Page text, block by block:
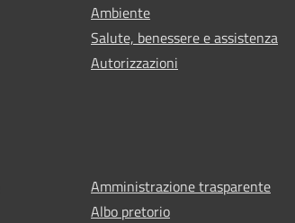
Ambiente
Salute, benessere e assistenza
Autorizzazioni
Amministrazione trasparente
Albo pretorio